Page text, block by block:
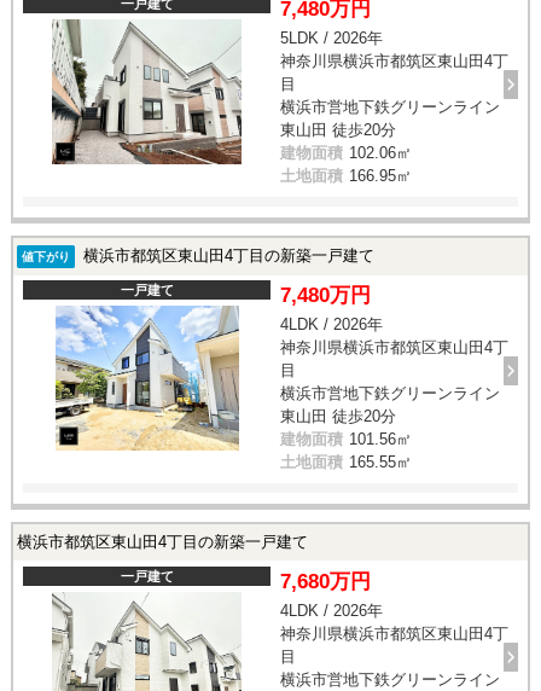
一戸建て 7,480万円
5LDK / 2026年
神奈川県横浜市都筑区東山田4丁
目
横浜市営地下鉄グリーンライン
東山田 徒歩20分
建物面積 102.06㎡
土地面積 166.95㎡
値下がり 横浜市都筑区東山田4丁目の新築一戸建て
一戸建て 7,480万円
4LDK / 2026年
神奈川県横浜市都筑区東山田4丁
目
横浜市営地下鉄グリーンライン
東山田 徒歩20分
建物面積 101.56㎡
土地面積 165.55㎡
横浜市都筑区東山田4丁目の新築一戸建て
一戸建て 7,680万円
4LDK / 2026年
神奈川県横浜市都筑区東山田4丁
目
横浜市営地下鉄グリーンライン